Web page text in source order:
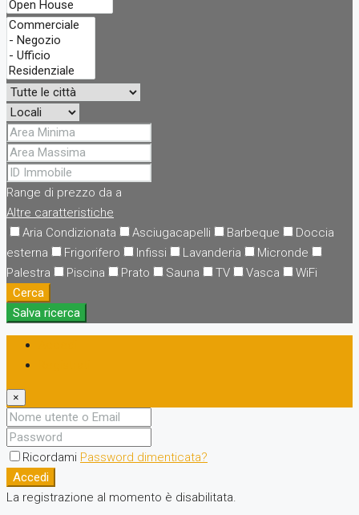
Range di prezzo da a
Altre caratteristiche
Aria Condizionata
Asciugacapelli Barbeque
Doccia
esterna
Frigorifero Infissi Lavanderia
Micronde
Palestra
Piscina Prato Sauna TV Vasca
WiFi
Cerca
Salva ricerca
×
Ricordami Password dimenticata?
Accedi
La registrazione al momento è disabilitata.